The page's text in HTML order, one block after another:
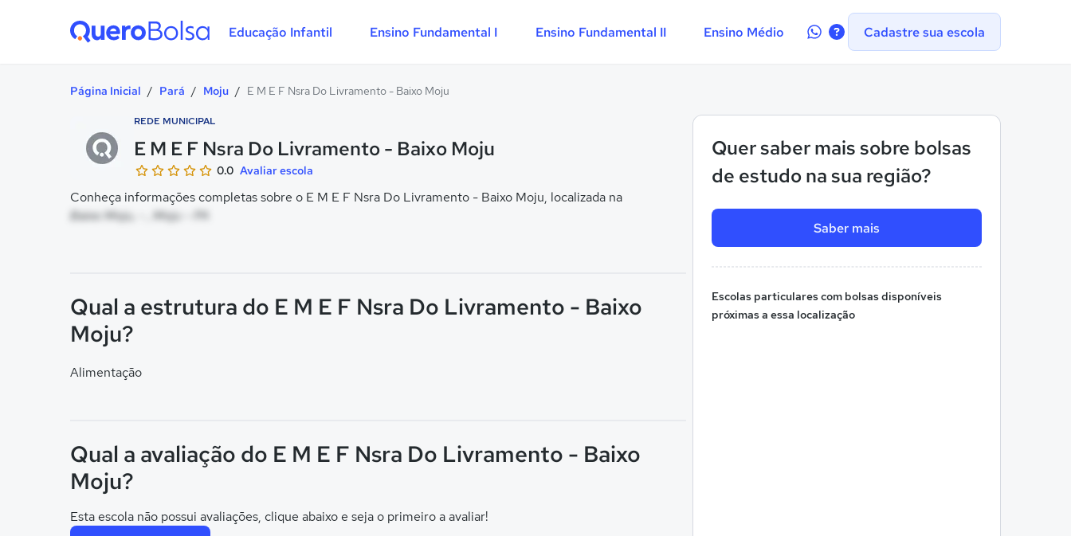
Educação Infantil Ensino Fundamental I Ensino Fundamental II Ensino Médio
Contate-Cadastre sua escola
Página Inicial / Pará / Moju / E M E F Nsra Do Livramento - Baixo Moju
REDE MUNICIPAL
E M E F Nsra Do Livramento - Baixo Moju
0.0 Avaliar escola
Conheça informações completas sobre o E M E F Nsra Do Livramento - Baixo Moju, localizada na
Baixo Moju, - , Moju - PA
Quer saber mais sobre bolsas
de estudo na sua região?
Saber mais
Escolas particulares com bolsas disponíveis
próximas a essa localização
Qual a estrutura do E M E F Nsra Do Livramento - Baixo
Moju?
Alimentação
Qual a avaliação do E M E F Nsra Do Livramento - Baixo
Moju?
Esta escola não possui avaliações, clique abaixo e seja o primeiro a avaliar!